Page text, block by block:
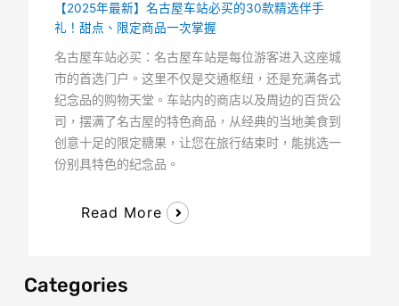
【2025年最新】名古屋车站必买的30款精选伴手
礼！甜点、限定商品一次掌握
名古屋车站必买：名古屋车站是每位游客进入这座城
市的首选门户。这里不仅是交通枢纽，还是充满各式
纪念品的购物天堂。车站内的商店以及周边的百货公
司，摆满了名古屋的特色商品，从经典的当地美食到
创意十足的限定糖果，让您在旅行结束时，能挑选一
份别具特色的纪念品。
Read More
Categories